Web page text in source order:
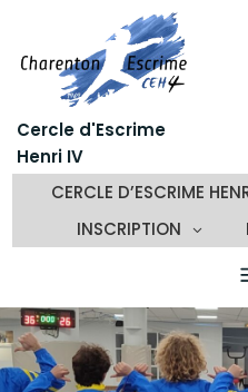
content
Cercle d'Escrime
Henri IV
CERCLE D’ESCRIME
INSCRIPTION